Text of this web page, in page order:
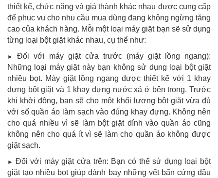
thiết kế, chức năng và giá thành khác nhau được cung cấp
để phục vụ cho nhu cầu mua dùng đang không ngừng tăng
cao của khách hàng. Mỗi một loại máy giặt bạn sẽ sử dụng
từng loại bột giặt khác nhau, cụ thể như:
► Đối với máy giặt cửa trước (máy giặt lồng ngang):
Những loại máy giặt này bạn không sử dụng loại bột giặt
nhiều bọt. Máy giặt lồng ngang được thiết kế với 1 khay
đựng bột giặt và 1 khay đựng nước xả ở bên trong. Trước
khi khởi động, bạn sẽ cho một khối lượng bột giặt vừa đủ
với số quần áo làm sạch vào đúng khay đựng. Không nên
cho quá nhiều vì sẽ làm bột giặt dính vào quần áo cũng
không nên cho quá ít vì sẽ làm cho quần áo không được
giặt sạch.
► Đối với máy giặt cửa trên: Bạn có thể sử dụng loại bột
giặt tạo nhiều bọt giúp đánh bay những vết bẩn cứng đầu